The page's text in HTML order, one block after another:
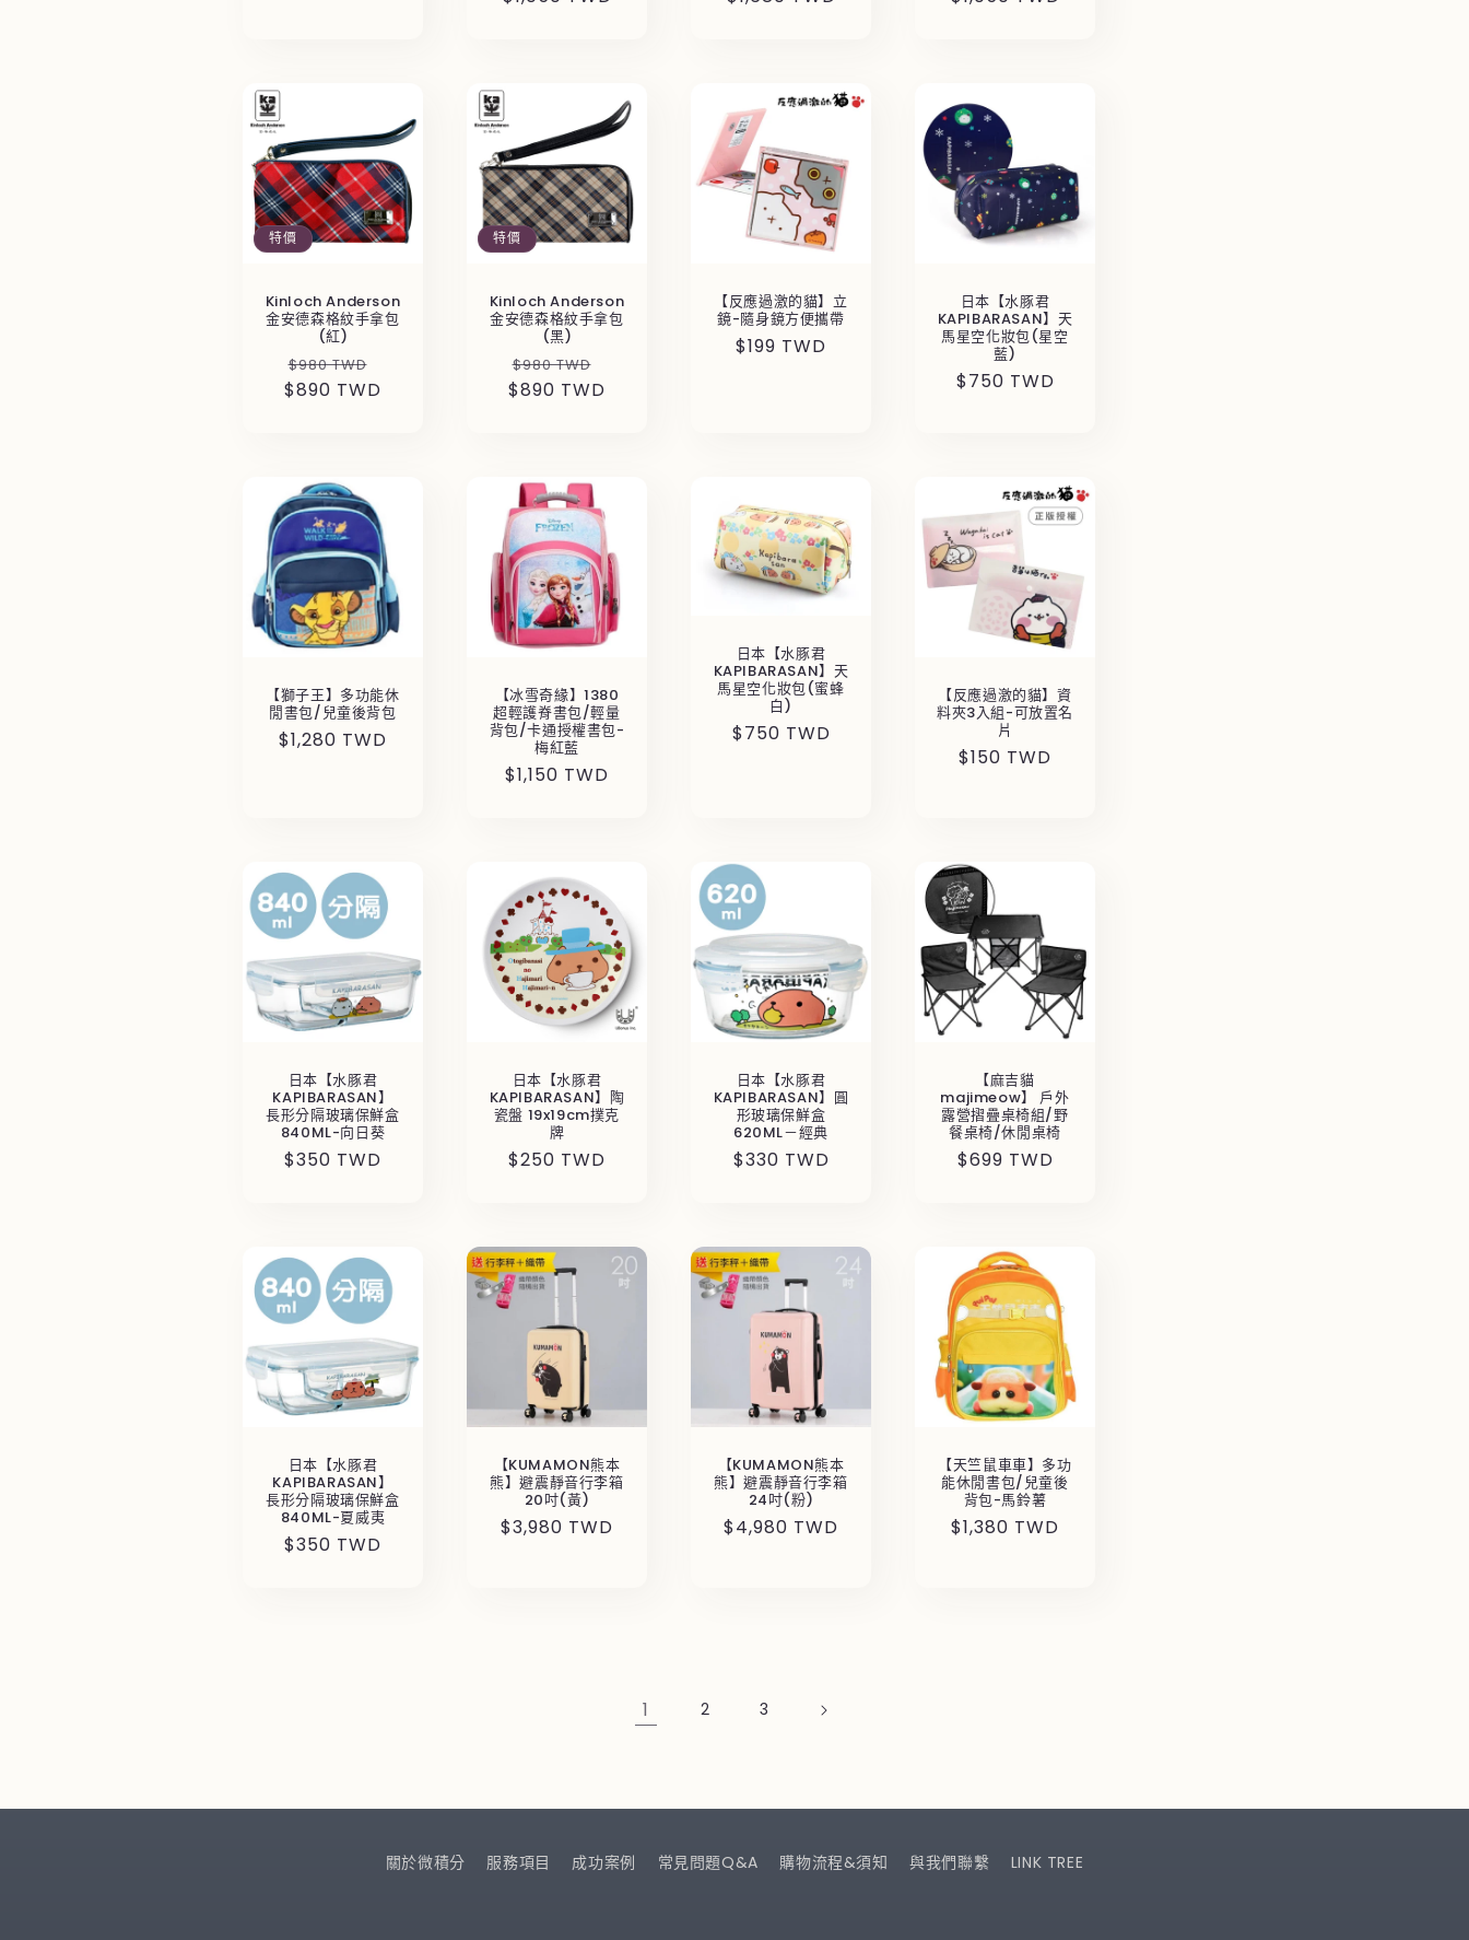
特價
Kinloch Anderson
金安德森格紋手拿包
(紅)
定
價
$980 TWD
價
$890 TWD
特價
Kinloch Anderson
金安德森格紋手拿包
(黑)
定
價
$980 TWD
價
$890 TWD
【反應過激的貓】立
鏡-隨身鏡方便攜帶
定
$199 TWD
日本【水豚君
KAPIBARASAN】天
馬星空化妝包(星空
藍)
定
$750 TWD
【獅子王】多功能休
閒書包/兒童後背包
定
$1,280 TWD
【冰雪奇緣】1380
超輕護脊書包/輕量
背包/卡通授權書包-
梅紅藍
定
$1,150 TWD
日本【水豚君
KAPIBARASAN】天
馬星空化妝包(蜜蜂
白)
定
$750 TWD
【反應過激的貓】資
料夾3入組-可放置名
片
定
$150 TWD
日本【水豚君
KAPIBARASAN】
長形分隔玻璃保鮮盒
840ML-向日葵
定
$350 TWD
日本【水豚君
KAPIBARASAN】陶
瓷盤 19x19cm撲克
牌
定
$250 TWD
日本【水豚君
KAPIBARASAN】圓
形玻璃保鮮盒
620ML－經典
定
$330 TWD
【麻吉貓
majimeow】 戶外
露營摺疊桌椅組/野
餐桌椅/休閒桌椅
定
$699 TWD
日本【水豚君
KAPIBARASAN】
長形分隔玻璃保鮮盒
840ML-夏威夷
定
$350 TWD
【KUMAMON熊本
熊】避震靜音行李箱
20吋(黃)
定
$3,980 TWD
【KUMAMON熊本
熊】避震靜音行李箱
24吋(粉)
定
$4,980 TWD
【天竺鼠車車】多功
能休閒書包/兒童後
背包-馬鈴薯
定
$1,380 TWD
1 2 3
關於微積分 服務項目 成功案例 常見問題Q&A 購物流程&須知 與我們聯繫 LINK TREE